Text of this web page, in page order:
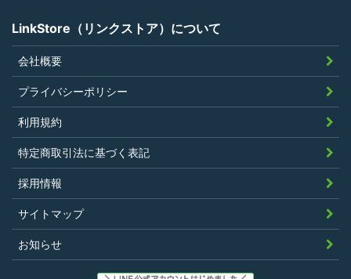
LinkStore（リンクストア）について
会社概要
プライバシーポリシー
利用規約
特定商取引法に基づく表記
採用情報
サイトマップ
お知らせ